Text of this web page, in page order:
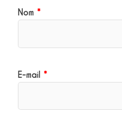
Nom *
E-mail *